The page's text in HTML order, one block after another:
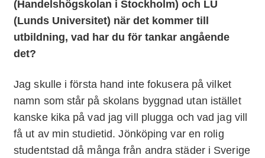
(Handelshögskolan i Stockholm) och LU
(Lunds Universitet) när det kommer till
utbildning, vad har du för tankar angående
det?
Jag skulle i första hand inte fokusera på vilket
namn som står på skolans byggnad utan istället
kanske kika på vad jag vill plugga och vad jag vill
få ut av min studietid. Jönköping var en rolig
studentstad då många från andra städer i Sverige